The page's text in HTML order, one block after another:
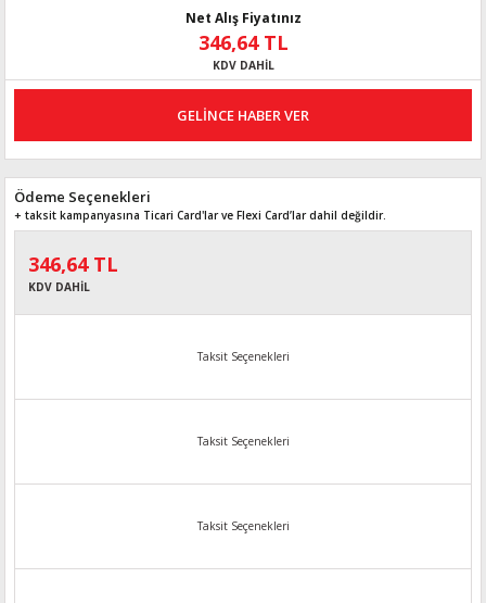
Net Alış Fiyatınız
346,64 TL
KDV DAHİL
GELİNCE HABER VER
Ödeme Seçenekleri
+ taksit kampanyasına Ticari Card'lar ve Flexi Card’lar dahil değildir.
346,64 TL
KDV DAHİL
Taksit Seçenekleri
Taksit Seçenekleri
Taksit Seçenekleri